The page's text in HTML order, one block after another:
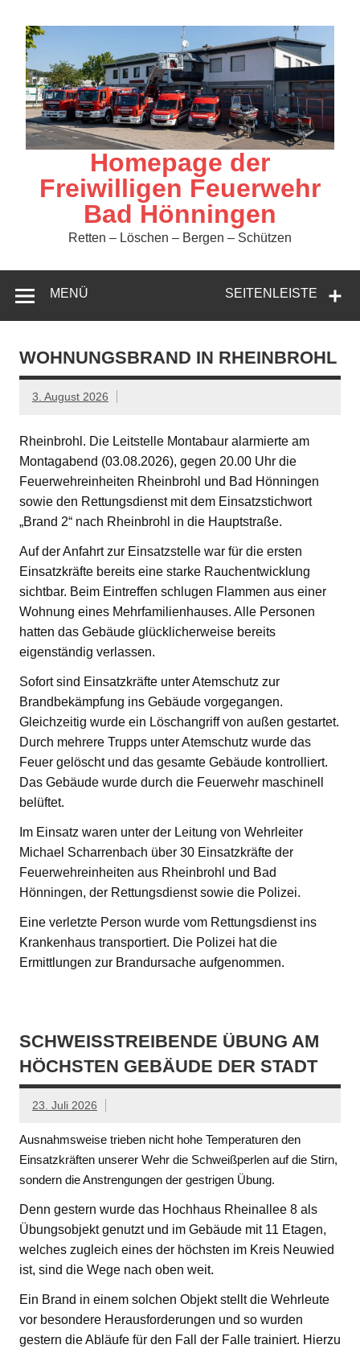
springen
Homepage der
Freiwilligen Feuerwehr
Bad Hönningen
Retten – Löschen – Bergen – Schützen
SEITENLEISTE
MENÜ
WOHNUNGSBRAND IN RHEINBROHL
3. August 2026
Rheinbrohl. Die Leitstelle Montabaur alarmierte am
Montagabend (03.08.2026), gegen 20.00 Uhr die
Feuerwehreinheiten Rheinbrohl und Bad Hönningen
sowie den Rettungsdienst mit dem Einsatzstichwort
„Brand 2“ nach Rheinbrohl in die Hauptstraße.
Auf der Anfahrt zur Einsatzstelle war für die ersten
Einsatzkräfte bereits eine starke Rauchentwicklung
sichtbar. Beim Eintreffen schlugen Flammen aus einer
Wohnung eines Mehrfamilienhauses. Alle Personen
hatten das Gebäude glücklicherweise bereits
eigenständig verlassen.
Sofort sind Einsatzkräfte unter Atemschutz zur
Brandbekämpfung ins Gebäude vorgegangen.
Gleichzeitig wurde ein Löschangriff von außen gestartet.
Durch mehrere Trupps unter Atemschutz wurde das
Feuer gelöscht und das gesamte Gebäude kontrolliert.
Das Gebäude wurde durch die Feuerwehr maschinell
belüftet.
Im Einsatz waren unter der Leitung von Wehrleiter
Michael Scharrenbach über 30 Einsatzkräfte der
Feuerwehreinheiten aus Rheinbrohl und Bad
Hönningen, der Rettungsdienst sowie die Polizei.
Eine verletzte Person wurde vom Rettungsdienst ins
Krankenhaus transportiert. Die Polizei hat die
Ermittlungen zur Brandursache aufgenommen.
SCHWEISSTREIBENDE ÜBUNG AM H
ÖCHSTEN GEBÄUDE DER STADT
23. Juli 2026
Ausnahmsweise trieben nicht hohe Temperaturen den
Einsatzkräften unserer Wehr die Schweißperlen auf die Stirn,
sondern die Anstrengungen der gestrigen Übung.
Denn gestern wurde das Hochhaus Rheinallee 8 als
Übungsobjekt genutzt und im Gebäude mit 11 Etagen,
welches zugleich eines der höchsten im Kreis Neuwied
ist, sind die Wege nach oben weit.
Ein Brand in einem solchen Objekt stellt die Wehrleute
vor besondere Herausforderungen und so wurden
gestern die Abläufe für den Fall der Falle trainiert. Hierzu